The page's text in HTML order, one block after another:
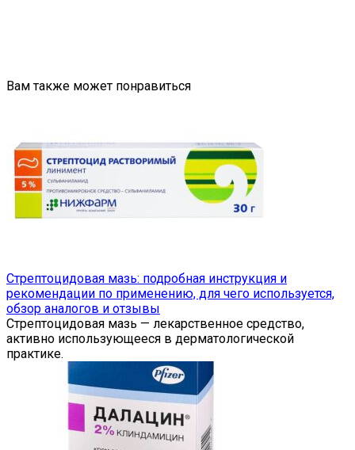
Вам также может понравиться
Стрептоцидовая мазь: подробная инструкция и
рекомендации по применению, для чего используется,
обзор аналогов и отзывы
Стрептоцидовая мазь — лекарственное средство,
активно использующееся в дерматологической
практике.